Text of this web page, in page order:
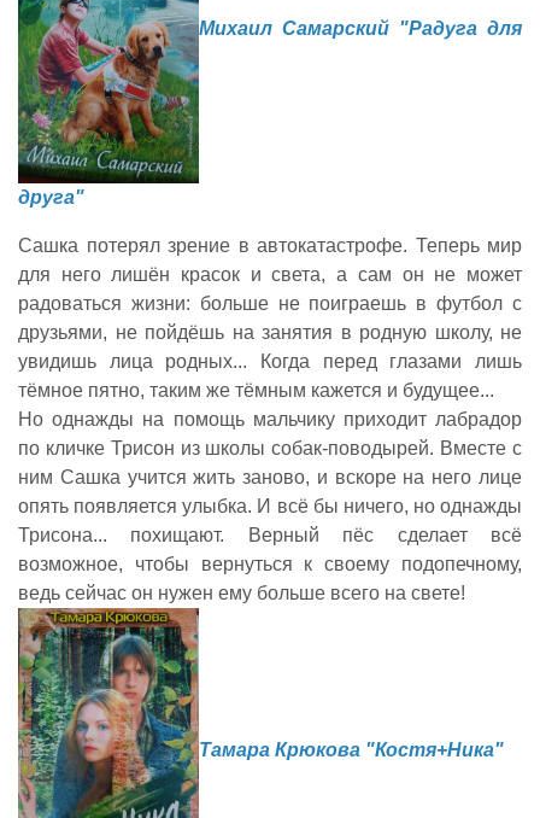
Михаил Самарский "Радуга для
друга"
Сашка потерял зрение в автокатастрофе. Теперь мир
для него лишён красок и света, а сам он не может
радоваться жизни: больше не поиграешь в футбол с
друзьями, не пойдёшь на занятия в родную школу, не
увидишь лица родных... Когда перед глазами лишь
тёмное пятно, таким же тёмным кажется и будущее...
Но однажды на помощь мальчику приходит лабрадор
по кличке Трисон из школы собак-поводырей. Вместе с
ним Сашка учится жить заново, и вскоре на него лице
опять появляется улыбка. И всё бы ничего, но однажды
Трисона... похищают. Верный пёс сделает всё
возможное, чтобы вернуться к своему подопечному,
ведь сейчас он нужен ему больше всего на свете!
Тамара Крюкова "Костя+Ника"